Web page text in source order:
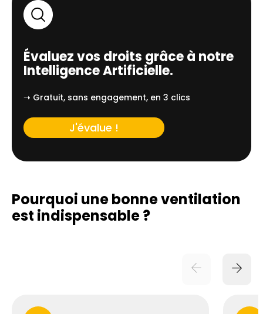
Évaluez vos droits grâce à notre
Intelligence Artificielle.
➝ Gratuit, sans engagement, en 3 clics
J'évalue !
Pourquoi une bonne ventilation
est indispensable ?